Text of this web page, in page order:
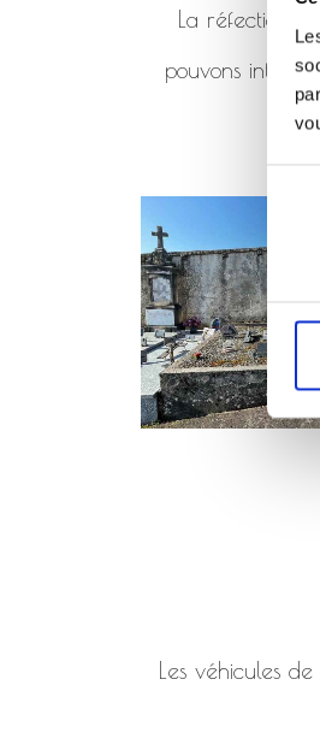
La réfection
pouvons
Les véhicules